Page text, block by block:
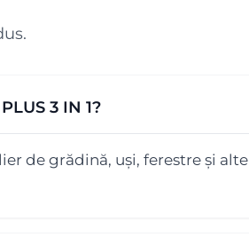
3 IN 1?
de grădină, uși, ferestre și alte